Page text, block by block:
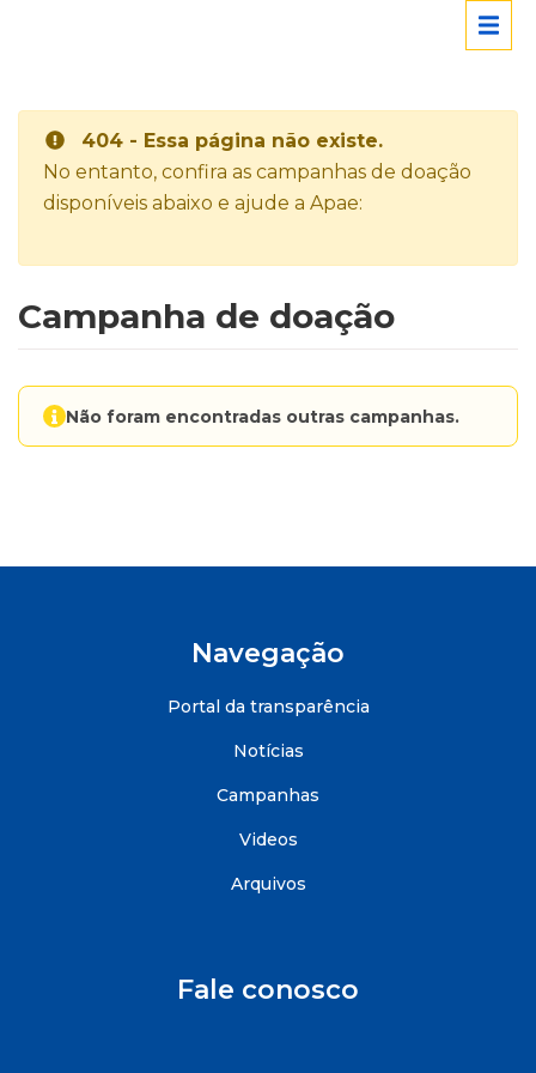
404 - Essa página não existe.
No entanto, confira as campanhas de doação
disponíveis abaixo e ajude a Apae:
Campanha de doação
Não foram encontradas outras campanhas.
Navegação
Portal da transparência
Notícias
Campanhas
Videos
Arquivos
Fale conosco